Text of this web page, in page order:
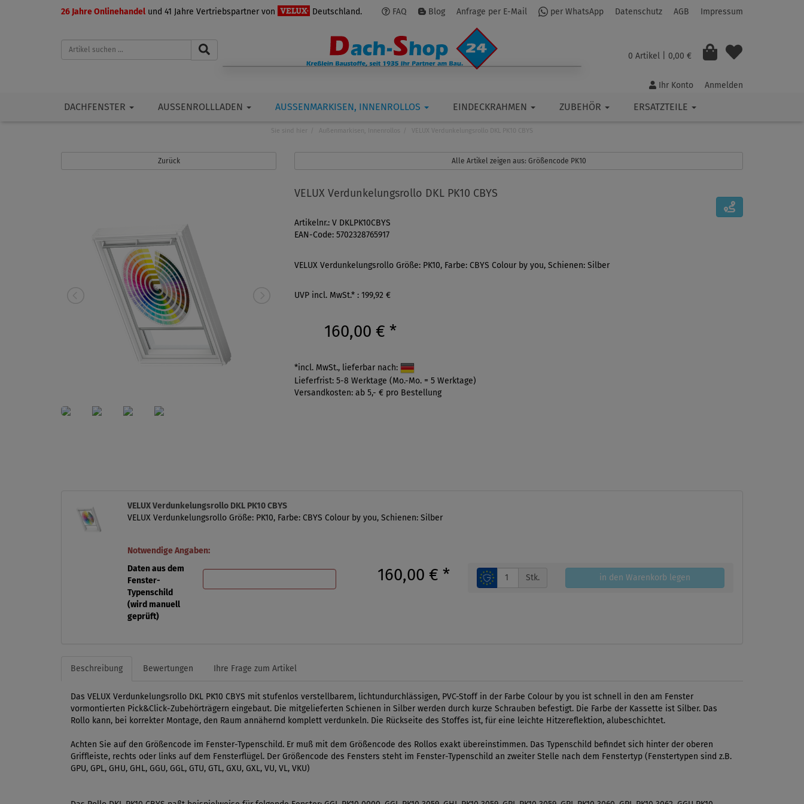
26 Jahre Onlinehandel und 41 Jahre Vertriebspartner von Deutschland. FAQ Blog Anfrage per E-Mail per WhatsApp Datenschutz AGB Impressum
0 Artikel | 0,00 €
Ihr Konto Anmelden
DACHFENSTER AUSSENROLLLADEN AUSSENMARKISEN, INNENROLLOS EINDECKRAHMEN ZUBEHÖR ERSATZTEILE
Sie sind hier Außenmarkisen, Innenrollos VELUX Verdunkelungsrollo DKL PK10 CBYS
Zurück Alle Artikel zeigen aus: Größencode PK10
VELUX Verdunkelungsrollo DKL PK10 CBYS
Artikelnr.: V DKLPK10CBYS
EAN-Code: 5702328765917
VELUX Verdunkelungsrollo Größe: PK10, Farbe: CBYS Colour by you, Schienen: Silber
UVP incl. MwSt.* : 199,92 €
160,00 € *
*incl. MwSt., lieferbar nach:
Lieferfrist: 5-8 Werktage (Mo.-Mo. = 5 Werktage)
Versandkosten: ab 5,- € pro Bestellung
VELUX Verdunkelungsrollo DKL PK10 CBYS
VELUX Verdunkelungsrollo Größe: PK10, Farbe: CBYS Colour by you, Schienen: Silber
Notwendige Angaben:
Daten aus dem
Fenster-
Typenschild
(wird manuell
geprüft)
160,00 € * Stk. in den Warenkorb legen
Beschreibung Bewertungen Ihre Frage zum Artikel
Das VELUX Verdunkelungsrollo DKL PK10 CBYS mit stufenlos verstellbarem, lichtundurchlässigen, PVC-Stoff in der Farbe Colour by you ist schnell in den am Fenster
vormontierten Pick&Click-Zubehörträgern eingebaut. Die mitgelieferten Schienen in Silber werden durch kurze Schrauben befestigt. Die Farbe der Kassette ist Silber. Das
Rollo kann, bei korrekter Montage, den Raum annähernd komplett verdunkeln. Die Rückseite des Stoffes ist, für eine leichte Hitzereflektion, alubeschichtet.
Achten Sie auf den Größencode im Fenster-Typenschild. Er muß mit dem Größencode des Rollos exakt übereinstimmen. Das Typenschild befindet sich hinter der oberen
Griffleiste, rechts oder links auf dem Fensterflügel. Der Größencode des Fensters steht im Fenster-Typenschild an zweiter Stelle nach dem Fenstertyp (Fenstertypen sind z.B.
GPU, GPL, GHU, GHL, GGU, GGL, GTU, GTL, GXU, GXL, VU, VL, VKU)